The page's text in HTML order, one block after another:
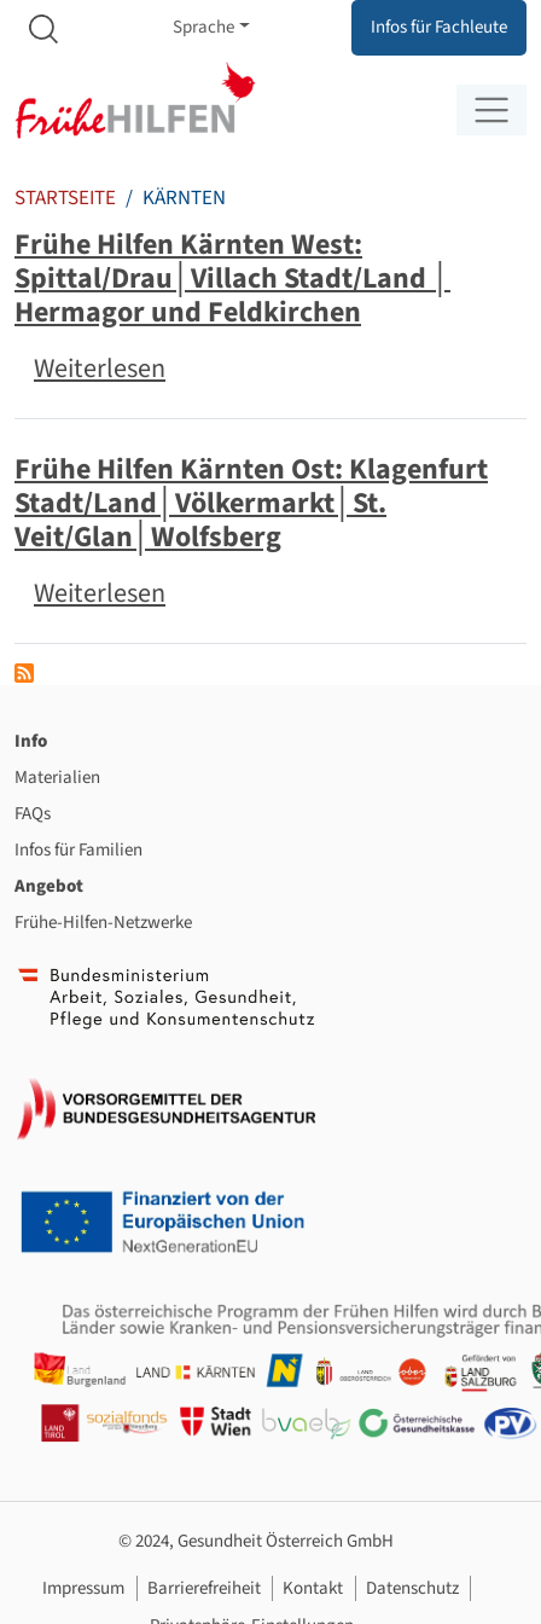
Zum Inhalt springen
Zur Navigation springen
Meta Navigation
Sprache Infos für Fachleute
STARTSEITE KÄRNTEN
Frühe Hilfen Kärnten West:
Spittal/Drau│Villach Stadt/Land │
Hermagor und Feldkirchen
Weiterlesen
Frühe Hilfen Kärnten Ost: Klagenfurt
Stadt/Land│Völkermarkt│St.
Veit/Glan│Wolfsberg
Weiterlesen
Info
Materialien
FAQs
Infos für Familien
Angebot
Frühe-Hilfen-Netzwerke
© 2024, Gesundheit Österreich GmbH
Footer Navigation
Impressum Barrierefreiheit Kontakt
Datenschutz